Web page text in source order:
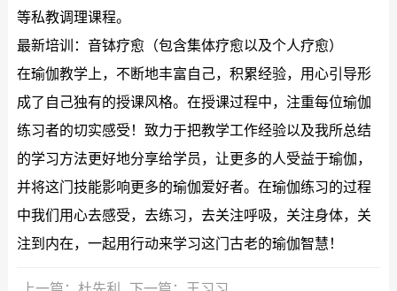
等私教调理课程。
最新培训：音钵疗愈（包含集体疗愈以及个人疗愈）
在瑜伽教学上，不断地丰富自己，积累经验，用心引导形
成了自己独有的授课风格。在授课过程中，注重每位瑜伽
练习者的切实感受！致力于把教学工作经验以及我所总结
的学习方法更好地分享给学员，让更多的人受益于瑜伽，
并将这门技能影响更多的瑜伽爱好者。在瑜伽练习的过程
中我们用心去感受，去练习，去关注呼吸，关注身体，关
注到内在，一起用行动来学习这门古老的瑜伽智慧！